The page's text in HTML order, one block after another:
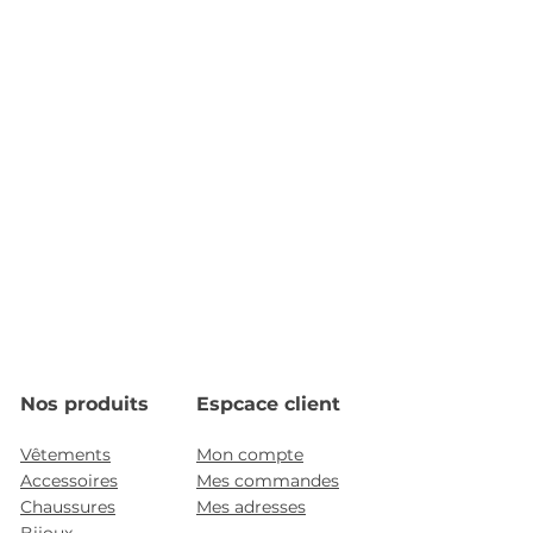
Nos produits
Vêtements
Accessoires
Chaussures
Espcace client
Mon compte
Mes commandes
Mes adresses